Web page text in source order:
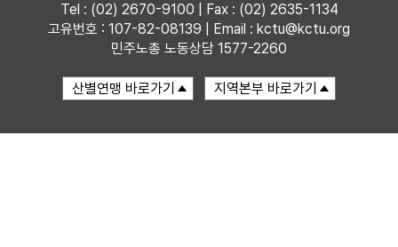
Tel : (02) 2670-9100 | Fax : (02) 2635-1134
고유번호 : 107-82-08139 | Email : kctu@kctu.org
민주노총 노동상담 1577-2260